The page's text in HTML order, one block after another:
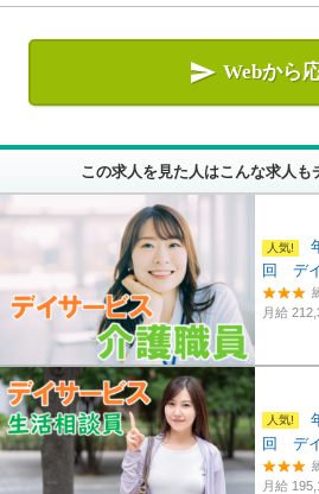
 Webから
この求人を見た人はこんな求人も
回 デ
月給
回 デ
月給